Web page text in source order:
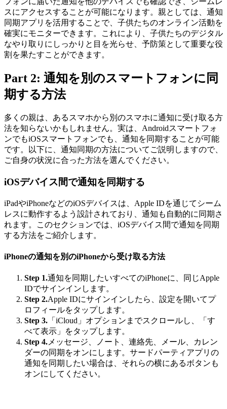
スにアクセスすることが可能になります。親としては、通知
同期アプリを活用することで、子供たちのオンライン活動を
確実にモニターできます。これにより、子供たちのデジタル
なやり取りにしっかりと目を光らせ、予防策として重要な役
割を果たすことができます。
Part 2: 通知を別のスマートフォンに同
期する方法
多くの親は、あるスマホから別のスマホに通知に受け取る方
法を知らないかもしれません。実は、Androidスマートフォ
ンでもiOSスマートフォンでも、通知を同期することが可能
です。以下に、通知同期の方法についてご説明しますので、
ご自身の状況に合った方法を選んでください。
iOSデバイス間で通知を同期する
iPadやiPhoneなどのiOSデバイスは、Apple IDを通じてシーム
レスに動作するよう設計されており、通知も自動的に同期さ
れます。このセクションでは、iOSデバイス間で通知を同期
する方法をご紹介します。
iPhoneの通知を別のiPhoneから受け取る方法
Step 1.通知を同期したいすべてのiPhoneに、同じApple
IDでサインインします。
Step 2.Apple IDにサインインしたら、設定を開いてプ
ロフィールをタップします。
Step 3. 「iCloud」オプションまでスクロールし、「す
べて表示」をタップします。
Step 4. メッセージ、ノート、連絡先、メール、カレン
ダーの同期をオンにします。サードパーティアプリの
通知を同期したい場合は、それらの横にあるボタンも
オンにしてください。